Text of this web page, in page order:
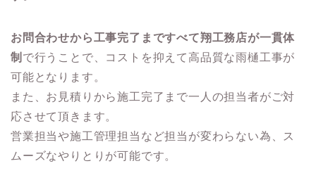
お問合わせから工事完了まですべて翔工務店が一貫体
制 で行うことで、コストを抑えて高品質な雨樋工事が
可能となります。
また、お見積りから施工完了まで一人の担当者がご対
応させて頂きます。
営業担当や施工管理担当など担当が変わらない為、ス
ムーズなやりとりが可能です。